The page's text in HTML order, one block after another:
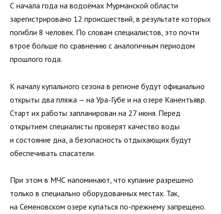
С начала года на водоёмах Мурманской области
зарегистрировано 12 происшествий, в результате которых
погибли 8 человек. По словам специалистов, это почти
втрое больше по сравнению с аналогичным периодом
прошлого года.
К началу купального сезона в регионе будут официально
открыты два пляжа — на Ура-Губе и на озере Канентъявр.
Старт их работы запланирован на 27 июня. Перед
открытием специалисты проверят качество воды
и состояние дна, а безопасность отдыхающих будут
обеспечивать спасатели.
При этом в МЧС напоминают, что купание разрешено
только в специально оборудованных местах. Так,
на Семеновском озере купаться по-прежнему запрещено.